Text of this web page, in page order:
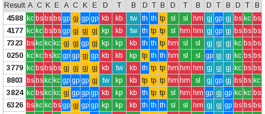
Result A C K E A C K E D T B D T B D T B D T B D T
B
4588 kc bsbsbsgp gj gp gp kb kb tw th th tp sl sl hm gj gp gj bs kc bs
4177 kc kc bsbsgp gj gj gj kp kb tw th tp tp sl hm hm gj gp gj bs bs bs
7323 bskc kc kc gj gj gp gj kp kp kb th th tp hm sl sl gj gj gj kc bs bs
0250 kc kc bskc gp gp gj gp kb kb kp tp th th hm sl sl gp gj gj kc bs bs
3779 kc bsbsbs gj gj gj gj kb tw kb th tp tp hm hm hm gj gj gj kc bs bs
8803 bsbskc kc gp gp gp gj tw kp kb tp tp tp hm hm sl gj gp gj bs bs kc
3824 kc bskc kc gj gp gp gp kb kp kb th tp tp sl hm hm gp gj gp kc kc bs
6326 bskc kc bsgp gj gp gp kp kp kb th th th sl sl hm gj gj gp bs bs bs